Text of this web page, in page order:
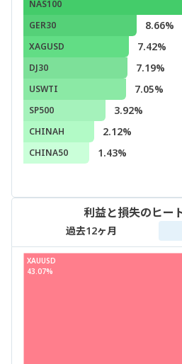
NAS100
GER30 8.66%
XAGUSD 7.42%
DJ30 7.19%
USWTI 7.05%
SP500 3.92%
CHINAH 2.12%
CHINA50 1.43%
利益と損失のヒー
過去12ヶ月
XAUUSD
43.07%